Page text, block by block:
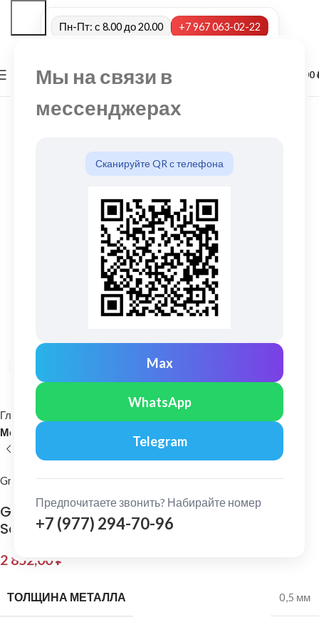
Мы на связи в
мессенджерах
Сканируйте QR с телефона
Max
WhatsApp
Telegram
Предпочитаете звонить? Набирайте номер
+7 (977) 294-70-96
Пн-Пт: с 8.00 до 20.00 +7 967 063-02-22
МЕНЮ 0,00
Нажмите, чтобы увеличить
Главная
Металлочерепица и комплектующие
Grand Line
Grand Line: Конек плоский 150х40х150 мм
Satin 0,5 мм RR 32
2 852,00₽
ТОЛЩИНА МЕТАЛЛА 0,5 мм